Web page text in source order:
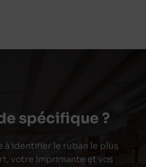
spécifique ?
à identifier le ruban le plus
votre imprimante et vos